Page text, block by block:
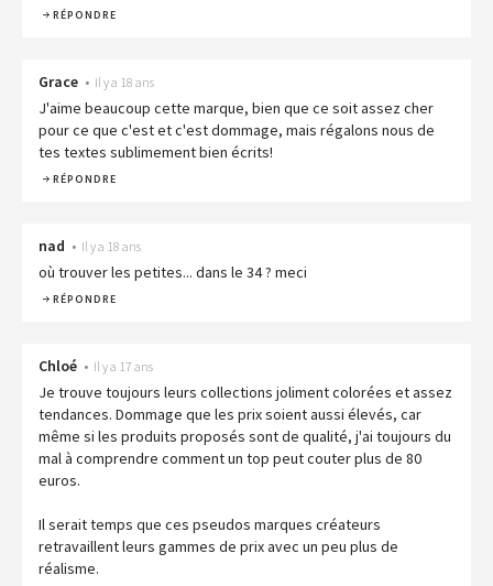
RÉPONDRE
Grace • Il y a 18 ans
J'aime beaucoup cette marque, bien que ce soit assez cher
pour ce que c'est et c'est dommage, mais régalons nous de
tes textes sublimement bien écrits!
RÉPONDRE
nad • Il y a 18 ans
où trouver les petites... dans le 34 ? meci
RÉPONDRE
Chloé • Il y a 17 ans
Je trouve toujours leurs collections joliment colorées et assez
tendances. Dommage que les prix soient aussi élevés, car
même si les produits proposés sont de qualité, j'ai toujours du
mal à comprendre comment un top peut couter plus de 80
euros.
Il serait temps que ces pseudos marques créateurs
retravaillent leurs gammes de prix avec un peu plus de
réalisme.